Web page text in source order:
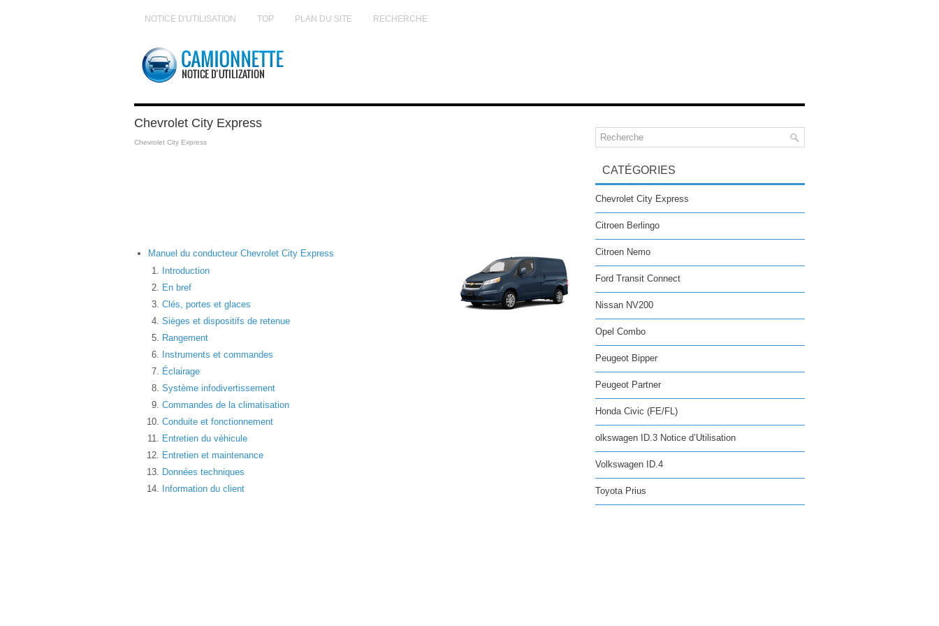
NOTICE D'UTILISATION TOP PLAN DU SITE RECHERCHE
Chevrolet City Express
Chevrolet City Express
Manuel du conducteur Chevrolet City Express
Introduction
En bref
Clés, portes et glaces
Sièges et dispositifs de retenue
Rangement
Instruments et commandes
Éclairage
Système infodivertissement
Commandes de la climatisation
Conduite et fonctionnement
Entretien du véhicule
Entretien et maintenance
Données techniques
Information du client
CATÉGORIES
Chevrolet City Express
Citroen Berlingo
Citroen Nemo
Ford Transit Connect
Nissan NV200
Opel Combo
Peugeot Bipper
Peugeot Partner
Honda Civic (FE/FL)
olkswagen ID.3 Notice d’Utilisation
Volkswagen ID.4
Toyota Prius